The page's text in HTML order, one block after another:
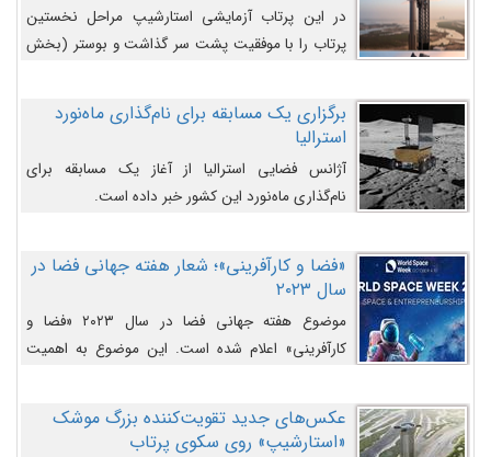
در این پرتاب آزمایشی استارشیپ مراحل نخستین
پرتاب را با موفقیت پشت سر گذاشت و بوستر (بخش
را وارد مسیر از پیش تعیین‌شده کند و سپس با یک
مکانیزم جدید با موفقیت از آن جدا شود. ‌
برگزاری یک مسابقه برای نام‌گذاری ماه‌نورد
استرالیا
آژانس فضایی استرالیا از آغاز یک مسابقه برای
نام‌گذاری ماه‌نورد این کشور خبر داده است.
«فضا و کارآفرینی»؛ شعار هفته جهانی فضا در
سال ۲۰۲۳
موضوع هفته جهانی فضا در سال ۲۰۲۳ «فضا و
کارآفرینی» اعلام شده است. این موضوع به اهمیت
روزافزون کارآفرینی در حوزه فضایی و مزایای جدیدی که
کارآفرینان این حوزه ایجاد می‌کنند، می‌پردازد.
عکس‌های جدید تقویت‌کننده بزرگ موشک
«استارشیپ» روی سکوی پرتاب